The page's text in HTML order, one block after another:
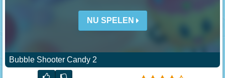
NU SPELEN
Bubble Shooter Candy 2